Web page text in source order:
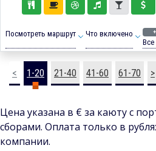
Посмотреть маршрут Что включено
Все
< 1-20 21-40 41-60 61-70 >
Цена указана в € за каюту с
сборами. Оплата только в
компании.